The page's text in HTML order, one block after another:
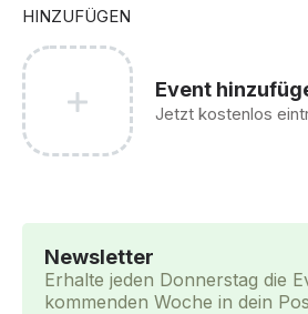
HINZUFÜGEN
Event
Jetzt kostenlos
Newsletter
Erhalte jeden Donnerstag die
kommenden Woche in dein